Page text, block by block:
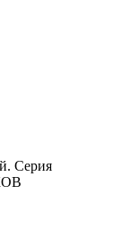
Серия